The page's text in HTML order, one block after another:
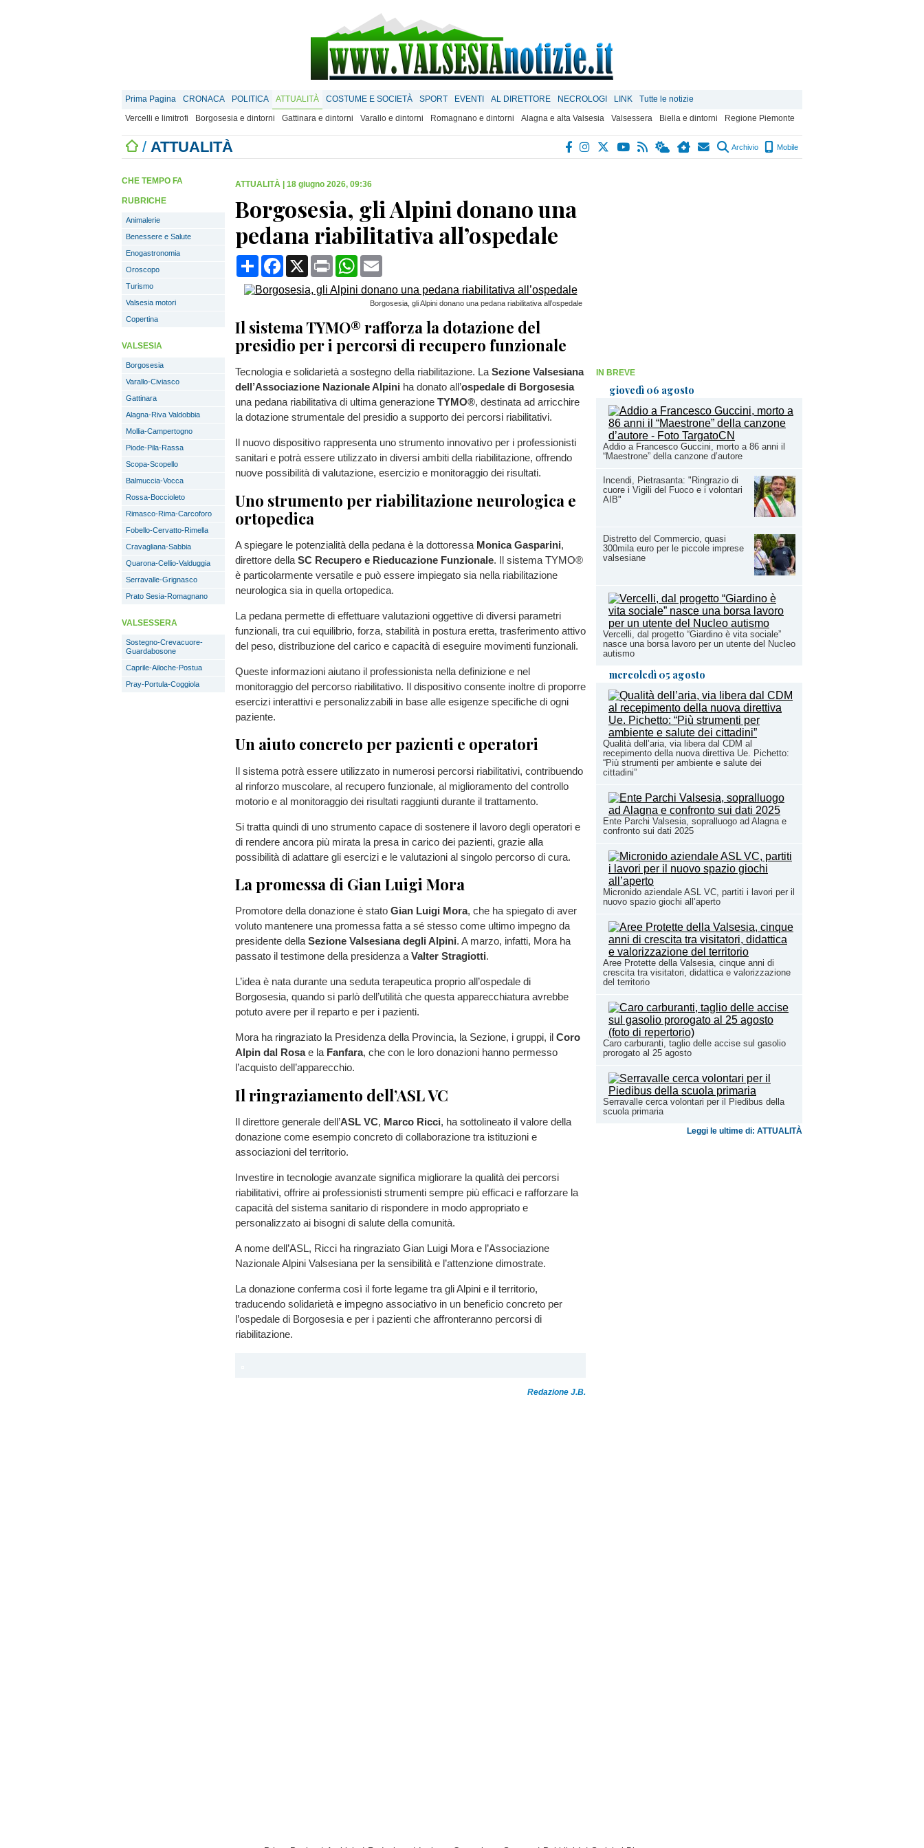
Prima Pagina CRONACA POLITICA ATTUALITÀ COSTUME E SOCIETÀ SPORT EVENTI AL DIRETTORE NECROLOGI LINK
Tutte le notizie
Vercelli e limitrofi
Borgosesia e dintorni Gattinara e dintorni Varallo e dintorni Romagnano e dintorni Alagna e alta Valsesia Valsessera Biella e dintorni Regione Piemonte
/ ATTUALITÀ Archivio Mobile
IN BREVE
giovedì 06 agosto
Addio a Francesco Guccini, morto a 86 anni il
“Maestrone” della canzone d’autore
Incendi, Pietrasanta: "Ringrazio di
cuore i Vigili del Fuoco e i volontari
AIB"
Distretto del Commercio, quasi
300mila euro per le piccole imprese
valsesiane
Vercelli, dal progetto “Giardino è vita sociale”
nasce una borsa lavoro per un utente del Nucleo
autismo
mercoledì 05 agosto
Qualità dell’aria, via libera dal CDM al
recepimento della nuova direttiva Ue. Pichetto:
“Più strumenti per ambiente e salute dei
cittadini”
Ente Parchi Valsesia, sopralluogo ad Alagna e
confronto sui dati 2025
Micronido aziendale ASL VC, partiti i lavori per il
nuovo spazio giochi all’aperto
Aree Protette della Valsesia, cinque anni di
crescita tra visitatori, didattica e valorizzazione
del territorio
Caro carburanti, taglio delle accise sul gasolio
prorogato al 25 agosto
Serravalle cerca volontari per il Piedibus della
scuola primaria
Leggi le ultime di: ATTUALITÀ
CHE TEMPO FA
RUBRICHE
Animalerie
Benessere e Salute
Enogastronomia
Oroscopo
Turismo
Valsesia motori
Copertina
VALSESIA
Borgosesia
Varallo-Civiasco
Gattinara
Alagna-Riva Valdobbia
Mollia-Campertogno
Piode-Pila-Rassa
Scopa-Scopello
Balmuccia-Vocca
Rossa-Boccioleto
Rimasco-Rima-Carcoforo
Fobello-Cervatto-Rimella
Cravagliana-Sabbia
Quarona-Cellio-Valduggia
Serravalle-Grignasco
Prato Sesia-Romagnano
VALSESSERA
Sostegno-Crevacuore-
Guardabosone
Caprile-Ailoche-Postua
Pray-Portula-Coggiola
ATTUALITÀ 18 giugno 2026, 09:36
Borgosesia, gli Alpini donano una
pedana riabilitativa all’ospedale
CondividiFacebook
X Print WhatsApp
Borgosesia, gli Alpini donano una pedana riabilitativa all’ospedale
Il sistema TYMO® rafforza la dotazione del
presidio per i percorsi di recupero funzionale
Tecnologia e solidarietà a sostegno della riabilitazione. La Sezione Valsesiana
dell’Associazione Nazionale Alpini ha donato all’ospedale di Borgosesia
una pedana riabilitativa di ultima generazione TYMO®, destinata ad arricchire
la dotazione strumentale del presidio a supporto dei percorsi riabilitativi.
Il nuovo dispositivo rappresenta uno strumento innovativo per i professionisti
sanitari e potrà essere utilizzato in diversi ambiti della riabilitazione, offrendo
nuove possibilità di valutazione, esercizio e monitoraggio dei risultati.
Uno strumento per riabilitazione neurologica e
ortopedica
A spiegare le potenzialità della pedana è la dottoressa Monica Gasparini,
direttore della SC Recupero e Rieducazione Funzionale. Il sistema TYMO®
è particolarmente versatile e può essere impiegato sia nella riabilitazione
neurologica sia in quella ortopedica.
La pedana permette di effettuare valutazioni oggettive di diversi parametri
funzionali, tra cui equilibrio, forza, stabilità in postura eretta, trasferimento attivo
del peso, distribuzione del carico e capacità di eseguire movimenti funzionali.
Queste informazioni aiutano il professionista nella definizione e nel
monitoraggio del percorso riabilitativo. Il dispositivo consente inoltre di proporre
esercizi interattivi e personalizzabili in base alle esigenze specifiche di ogni
paziente.
Un aiuto concreto per pazienti e operatori
Il sistema potrà essere utilizzato in numerosi percorsi riabilitativi, contribuendo
al rinforzo muscolare, al recupero funzionale, al miglioramento del controllo
motorio e al monitoraggio dei risultati raggiunti durante il trattamento.
Si tratta quindi di uno strumento capace di sostenere il lavoro degli operatori e
di rendere ancora più mirata la presa in carico dei pazienti, grazie alla
possibilità di adattare gli esercizi e le valutazioni al singolo percorso di cura.
La promessa di Gian Luigi Mora
Promotore della donazione è stato Gian Luigi Mora, che ha spiegato di aver
voluto mantenere una promessa fatta a sé stesso come ultimo impegno da
presidente della Sezione Valsesiana degli Alpini. A marzo, infatti, Mora ha
passato il testimone della presidenza a Valter Stragiotti.
L’idea è nata durante una seduta terapeutica proprio all’ospedale di
Borgosesia, quando si parlò dell’utilità che questa apparecchiatura avrebbe
potuto avere per il reparto e per i pazienti.
Mora ha ringraziato la Presidenza della Provincia, la Sezione, i gruppi, il Coro
Alpin dal Rosae la Fanfara, che con le loro donazioni hanno permesso
l’acquisto dell’apparecchio.
Il ringraziamento dell’ASL VC
Il direttore generale dell’ASL VC, Marco Ricci, ha sottolineato il valore della
donazione come esempio concreto di collaborazione tra istituzioni e
associazioni del territorio.
Investire in tecnologie avanzate significa migliorare la qualità dei percorsi
riabilitativi, offrire ai professionisti strumenti sempre più efficaci e rafforzare la
capacità del sistema sanitario di rispondere in modo appropriato e
personalizzato ai bisogni di salute della comunità.
A nome dell’ASL, Ricci ha ringraziato Gian Luigi Mora e l’Associazione
Nazionale Alpini Valsesiana per la sensibilità e l’attenzione dimostrate.
La donazione conferma così il forte legame tra gli Alpini e il territorio,
traducendo solidarietà e impegno associativo in un beneficio concreto per
l’ospedale di Borgosesia e per i pazienti che affronteranno percorsi di
riabilitazione.
Redazione J.B.